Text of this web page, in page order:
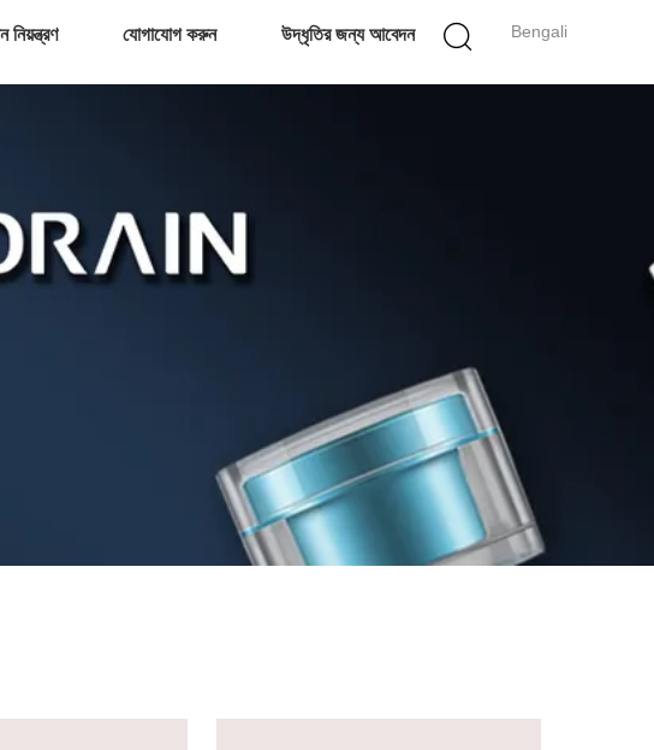
Bengali
নিয়ন্ত্রণ যোগাযোগ করুন উদ্ধৃতির জন্য আবেদন